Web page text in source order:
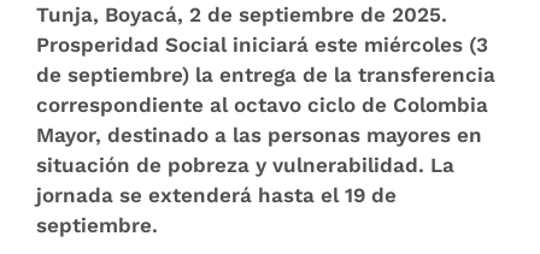
Tunja, Boyacá, 2 de septiembre de 2025.
Prosperidad Social iniciará este miércoles (3
de septiembre) la entrega de la transferencia
correspondiente al octavo ciclo de Colombia
Mayor, destinado a las personas mayores en
situación de pobreza y vulnerabilidad. La
jornada se extenderá hasta el 19 de
septiembre.